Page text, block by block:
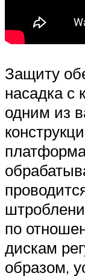
Защиту
насадка с
одним из
по
дискам
образом,